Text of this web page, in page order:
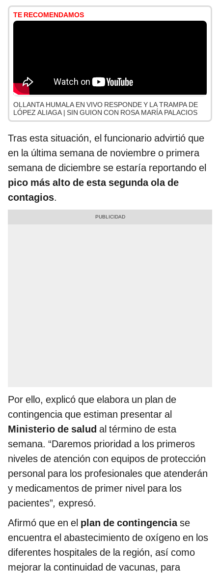
TE RECOMENDAMOS
OLLANTA HUMALA EN VIVO RESPONDE Y LA TRAMPA DE
LÓPEZ ALIAGA | SIN GUION CON ROSA MARÍA PALACIOS
Tras esta situación, el funcionario advirtió que
en la última semana de noviembre o primera
semana de diciembre se estaría reportando el
pico más alto de esta segunda ola de
contagios.
Por ello, explicó que elabora un plan de
contingencia que estiman presentar al
Ministerio de salud al término de esta
semana. “Daremos prioridad a los primeros
niveles de atención con equipos de protección
personal para los profesionales que atenderán
y medicamentos de primer nivel para los
pacientes”, expresó.
Afirmó que en el plan de contingenciase
encuentra el abastecimiento de oxígeno en los
diferentes hospitales de la región, así como
mejorar la continuidad de vacunas, para